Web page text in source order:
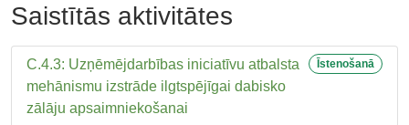
Saistītās aktivitātes
C.4.3: Uzņēmējdarbības iniciatīvu atbalsta
mehānismu izstrāde ilgtspējīgai dabisko
zālāju apsaimniekošanai
Īstenošanā